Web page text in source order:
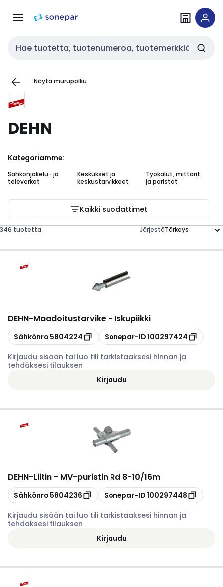
navigointiinsisältöön
Haku
Näytä murupolku
DEHN
Kategoriamme:
Sähkönjakelu- ja
televerkot
Keskukset ja
keskustarvikkeet
Työkalut, mittarit
ja paristot
Kaikki suodattimet
346 tuotetta Järjestä
DEHN-Maadoitustarvike - Iskupiikki
Kopioi
Sähkönro 5804224 Kopioi
Sonepar-ID100297424
Kirjaudu sisään tai luo tili tarkistaaksesi hinnan ja
tehdäksesi tilauksen
Kirjaudu
DEHN-Liitin - MV-puristin Rd 8-10/16m
Kopioi
Sähkönro 5804236 Kopioi
Sonepar-ID100297448
Kirjaudu sisään tai luo tili tarkistaaksesi hinnan ja
tehdäksesi tilauksen
Kirjaudu